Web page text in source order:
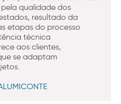
qualidade dos
resultado da
etapas do processo
técnica
aos clientes,
se adaptam